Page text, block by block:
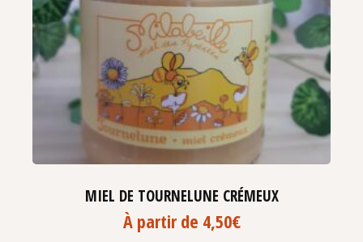
MIEL DE TOURNELUNE CRÉMEUX
À partir de 4,50€